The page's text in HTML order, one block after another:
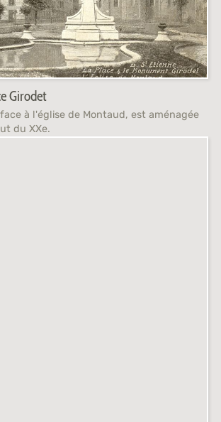
Girodet
à l'église de Montaud, est aménagée
du XXe.